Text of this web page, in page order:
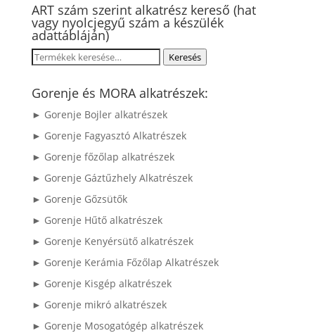
ART szám szerint alkatrész kereső (hat
vagy nyolcjegyű szám a készülék
adattábláján)
Keresés
következőre:
Keresés
Gorenje és MORA alkatrészek:
► Gorenje Bojler alkatrészek
► Gorenje Fagyasztó Alkatrészek
► Gorenje főzőlap alkatrészek
► Gorenje Gáztűzhely Alkatrészek
► Gorenje Gőzsütők
► Gorenje Hűtő alkatrészek
► Gorenje Kenyérsütő alkatrészek
► Gorenje Kerámia Főzőlap Alkatrészek
► Gorenje Kisgép alkatrészek
► Gorenje mikró alkatrészek
► Gorenje Mosogatógép alkatrészek